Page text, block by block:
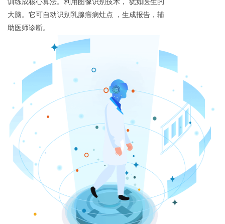
训练成核心算法。利用图像识别技术， 犹如医生的
大脑。它可自动识别乳腺癌病灶点 ，生成报告，辅
助医师诊断。